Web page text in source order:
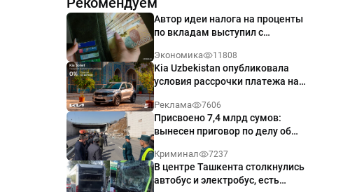
Автор идеи налога на проценты
по вкладам выступил с
Экономика 11808
Kia Uzbekistan опубликовала
условия рассрочки платежа на
годовых
Реклама 7606
Присвоено 7,4 млрд сумов:
вынесен приговор по делу об
Ташкенте
Криминал 7237
В центре Ташкента столкнулись
автобус и электробус, есть